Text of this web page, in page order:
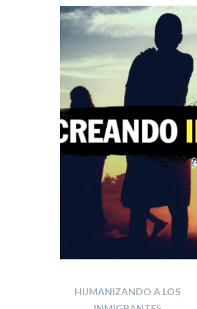
HUMANIZANDO A LOS